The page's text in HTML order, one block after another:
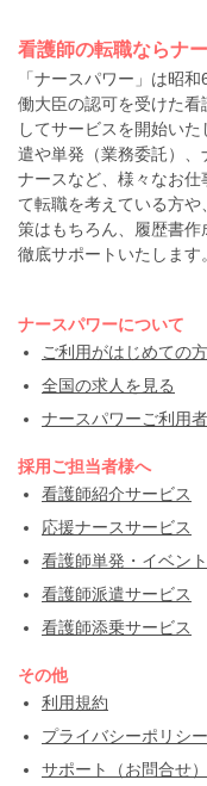
看護師の転職ならナ
「ナースパワー」は昭
働大臣の認可を受けた看
してサービスを開始い
遣や単発（業務委託）
ナースなど、様々なお
て転職を考えている方
策はもちろん、履歴書
徹底サポートいたします。
ナースパワーについて
ご利用がはじめての
全国の求人を見る
ナースパワーご利用
採用ご担当者様へ
看護師紹介サービス
応援ナースサービス
看護師単発・イベン
看護師派遣サービス
看護師添乗サービス
その他
利用規約
プライバシーポリシー
サポート（お問合せ）